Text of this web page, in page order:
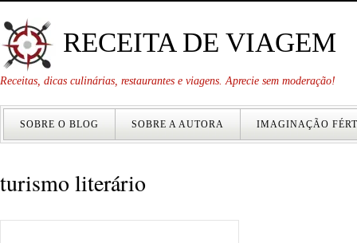
RECEITA DE VIAGEM
Receitas, dicas culinárias, restaurantes e viagens. Aprecie sem moderação!
SOBRE O BLOG SOBRE A AUTORA IMAGINAÇÃO
turismo literário